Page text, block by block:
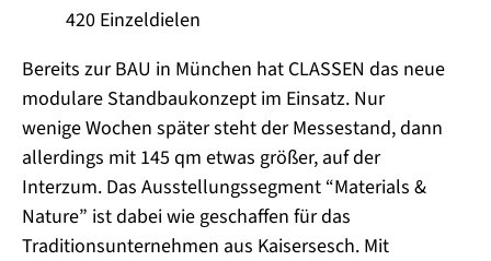
420 Einzeldielen
Bereits zurBAU in München hat CLASSEN das neue
modulare Standbaukonzept im Einsatz. Nur
wenige Wochen später steht der Messestand, dann
allerdings mit 145 qm etwas größer, auf der
Interzum. Das Ausstellungssegment “Materials &
Nature” ist dabei wie geschaffen für das
Traditionsunternehmen aus Kaisersesch. Mit